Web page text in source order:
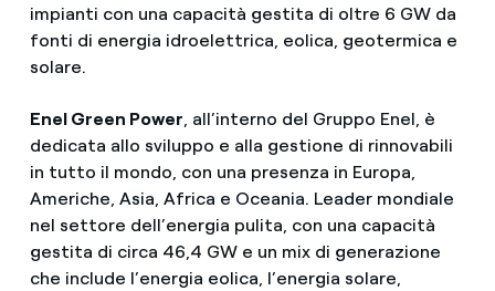
impianti con una capacità gestita di oltre 6 GW da
fonti di energia idroelettrica, eolica, geotermica e
solare.
Enel Green Power, all’interno del Gruppo Enel, è
dedicata allo sviluppo e alla gestione di rinnovabili
in tutto il mondo, con una presenza in Europa,
Americhe, Asia, Africa e Oceania. Leader mondiale
nel settore dell’energia pulita, con una capacità
gestita di circa 46,4 GW e un mix di generazione
che include l’energia eolica, l’energia solare,